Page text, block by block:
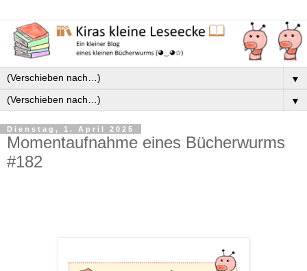
▼
▼
Dienstag, 1. April 2025
Momentaufnahme eines Bücherwurms
#182